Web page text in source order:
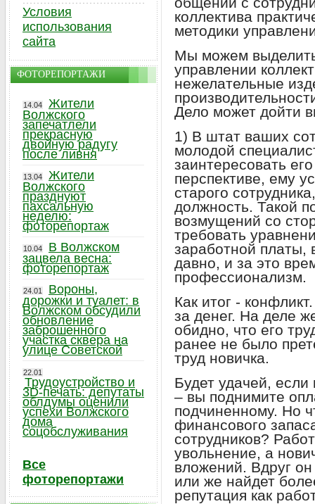
коллектива
методики
Мы можем
управлении
нежелательные
Дело может дойти
1) В штат ваших
молодой
заинтересовать
перспективе, ему
старого
должность. Такой
возмущений со
требовать
заработной платы,
давно, и за это
профессионализм.
Как итог -
за денег. На деле
обидно, что его
ранее не было
труд новичка.
Будет удачей,
– вы поднимите
подчиненному. Но
финансового
сотрудников?
увольнение, а
вложений. Вдруг
или же найдет
репутация как
Условия
использования
сайта
ФОТОРЕПОРТАЖИ
14.04
Жители
Волжского
запечатлели
прекрасную
двойную радугу
после ливня
13.04
Жители
Волжского
празднуют
пахсальную
неделю:
фоторепортаж
10.04
В Волжском
зацвела весна:
фоторепортаж
24.01
Вороны,
дорожки и туалет: в
Волжском обсудили
обновление
заброшенного
участка сквера на
улице Советской
22.01
Трудоустройство и
3D-печать: депутаты
облдумы оценили
успехи Волжского
дома
соцобслуживания
Все
фоторепортажи